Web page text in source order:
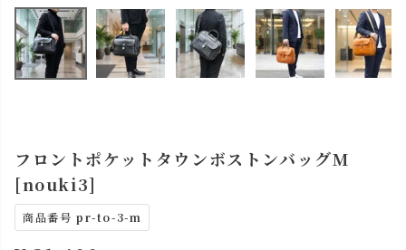
フロントポケットタウンボストンバッグM
[nouki3]
商品番号 pr-to-3-m